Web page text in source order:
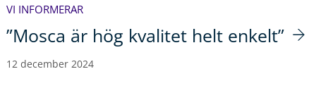
VI INFORMERAR
”Mosca är hög kvalitet helt enkelt”
12 december 2024